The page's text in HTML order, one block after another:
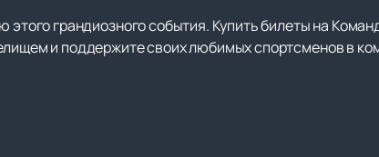
этого грандиозного события. Купить билеты на
и поддержите своих любимых спортсменов в